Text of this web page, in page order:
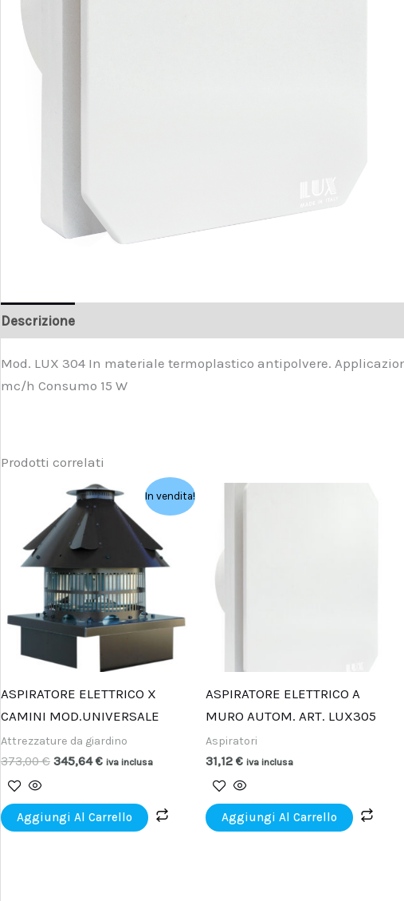
Descrizione
Mod. LUX 304 In materiale termoplastico antipolvere.
mc/h Consumo 15 W
Prodotti correlati
In vendita!
ASPIRATORE ELETTRICO X
CAMINI MOD.UNIVERSALE
Attrezzature da giardino
373,00€
prezzo
originale
era:
373,00 €.
345,64€
Il
prezzo
attuale
345,64 €.
iva inclusa
Aggiungi Al Carrello
ASPIRATORE ELETTRICO A
MURO AUTOM. ART. LUX305
Aspiratori
31,12 € iva inclusa
Aggiungi Al Carrello